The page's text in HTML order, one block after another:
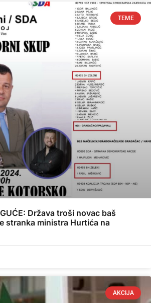
TEME
Država troši novac baš
stranka ministra Hurtića na
AKCIJA